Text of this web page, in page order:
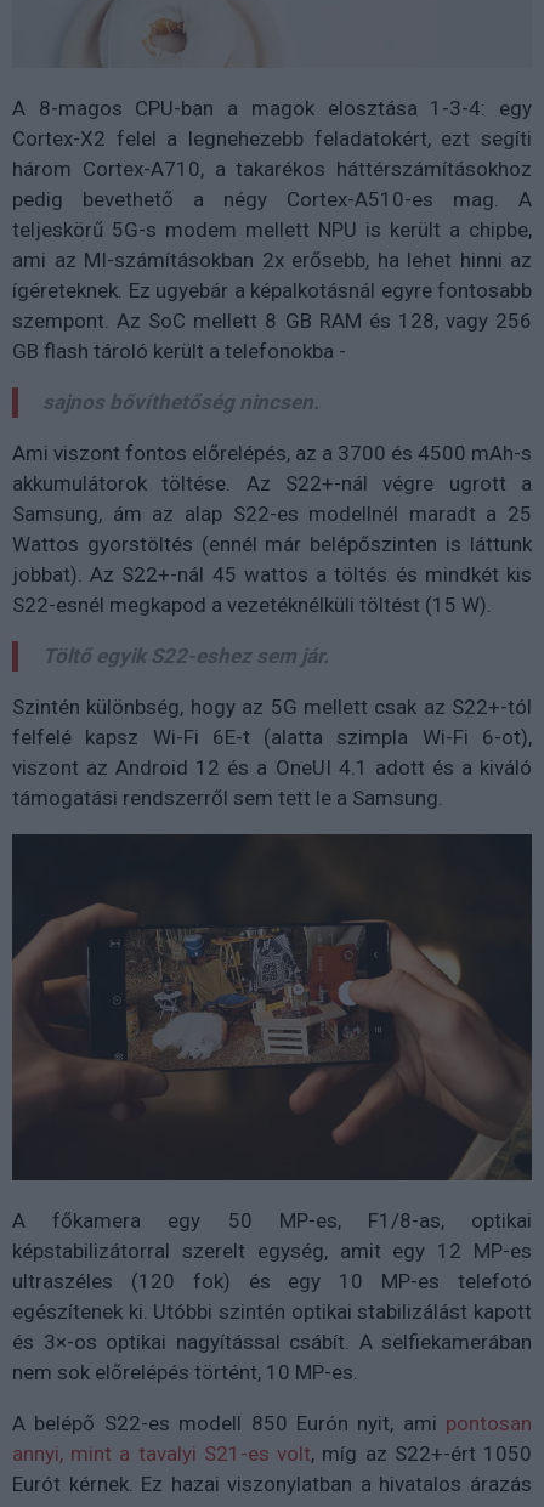
A 8-magos CPU-ban a magok elosztása 1-3-4: egy
Cortex-X2 felel a legnehezebb feladatokért, ezt segíti
három Cortex-A710, a takarékos háttérszámításokhoz
pedig bevethető a négy Cortex-A510-es mag. A
teljeskörű 5G-s modem mellett NPU is került a chipbe,
ami az MI-számításokban 2x erősebb, ha lehet hinni az
ígéreteknek. Ez ugyebár a képalkotásnál egyre fontosabb
szempont. Az SoC mellett 8 GB RAM és 128, vagy 256
GB flash tároló került a telefonokba -
sajnos bővíthetőség nincsen.
Ami viszont fontos előrelépés, az a 3700 és 4500 mAh-s
akkumulátorok töltése. Az S22+-nál végre ugrott a
Samsung, ám az alap S22-es modellnél maradt a 25
Wattos gyorstöltés (ennél már belépőszinten is láttunk
jobbat). Az S22+-nál 45 wattos a töltés és mindkét kis
S22-esnél megkapod a vezetéknélküli töltést (15 W).
Töltő egyik S22-eshez sem jár.
Szintén különbség, hogy az 5G mellett csak az S22+-tól
felfelé kapsz Wi-Fi 6E-t (alatta szimpla Wi-Fi 6-ot),
viszont az Android 12 és a OneUI 4.1 adott és a kiváló
támogatási rendszerről sem tett le a Samsung.
A főkamera egy 50 MP-es, F1/8-as, optikai
képstabilizátorral szerelt egység, amit egy 12 MP-es
ultraszéles (120 fok) és egy 10 MP-es telefotó
egészítenek ki. Utóbbi szintén optikai stabilizálást kapott
és 3×-os optikai nagyítással csábít. A selfiekamerában
nem sok előrelépés történt, 10 MP-es.
A belépő S22-es modell 850 Eurón nyit, ami pontosan
annyi, mint a tavalyi S21-es volt, míg az S22+-ért 1050
Eurót kérnek. Ez hazai viszonylatban a hivatalos árazás